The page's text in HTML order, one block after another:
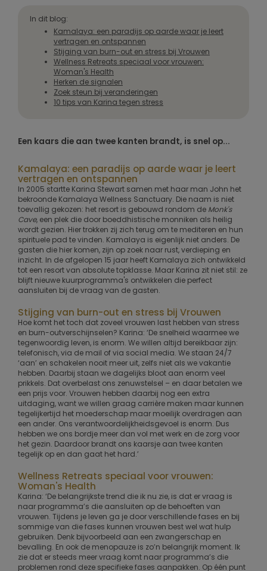
In dit blog:
Kamalaya: een paradijs op aarde waar je leert
vertragen en ontspannen
Stijging van burn-out en stress bij Vrouwen
Wellness Retreats speciaal voor vrouwen:
Woman's Health
Herken de signalen
Zoek steun bij veranderingen
10 tips van Karina tegen stress
Een kaars die aan twee kanten brandt, is snel op...
Kamalaya: een paradijs op aarde waar je leert
vertragen en ontspannen
In 2005 startte Karina Stewart samen met haar man John het
bekroonde Kamalaya Wellness Sanctuary. Die naam is niet
toevallig gekozen: het resort is gebouwd rondom de Monk's
Cave, een plek die door boeddhistische monniken als heilig
wordt gezien. Hier trokken zij zich terug om te mediteren en hun
spirituele pad te vinden. Kamalaya is eigenlijk niet anders. De
gasten die hier komen, zijn op zoek naar rust, verdieping en
inzicht. In de afgelopen 15 jaar heeft Kamalaya zich ontwikkeld
tot een resort van absolute topklasse. Maar Karina zit niet stil: ze
blijft nieuwe kuurprogramma's ontwikkelen die perfect
aansluiten bij de vraag van de gasten.
Stijging van burn-out en stress bij Vrouwen
Hoe komt het toch dat zoveel vrouwen last hebben van stress
en burn-outverschijnselen? Karina: ‘De snelheid waarmee we
tegenwoordig leven, is enorm. We willen altijd bereikbaar zijn:
telefonisch, via de mail of via social media. We staan 24/7
‘aan’ en schakelen nooit meer uit, zelfs niet als we vakantie
hebben. Daarbij staan we dagelijks bloot aan enorm veel
prikkels. Dat overbelast ons zenuwstelsel – en daar betalen we
een prijs voor. Vrouwen hebben daarbij nog een extra
uitdaging, want we willen graag carrière maken maar kunnen
tegelijkertijd het moederschap maar moeilijk overdragen aan
een ander. Ons verantwoordelijkheidsgevoel is enorm. Dus
hebben we ons bordje meer dan vol met werk en de zorg voor
het gezin. Daardoor brandt ons kaarsje aan twee kanten
tegelijk op en dan gaat het hard.’
Wellness Retreats speciaal voor vrouwen:
Woman's Health
Karina: ‘De belangrijkste trend die ik nu zie, is dat er vraag is
naar programma’s die aansluiten op de behoeften van
vrouwen. Tijdens je leven ga je door verschillende fases en bij
sommige van die fases kunnen vrouwen best wel wat hulp
gebruiken. Denk bijvoorbeeld aan een zwangerschap en
bevalling. En ook de menopauze is zo’n belangrijk moment. Ik
zie dat er steeds meer vraag komt naar programma’s die
problemen rond deze specifieke fases aanpakken. Op één punt